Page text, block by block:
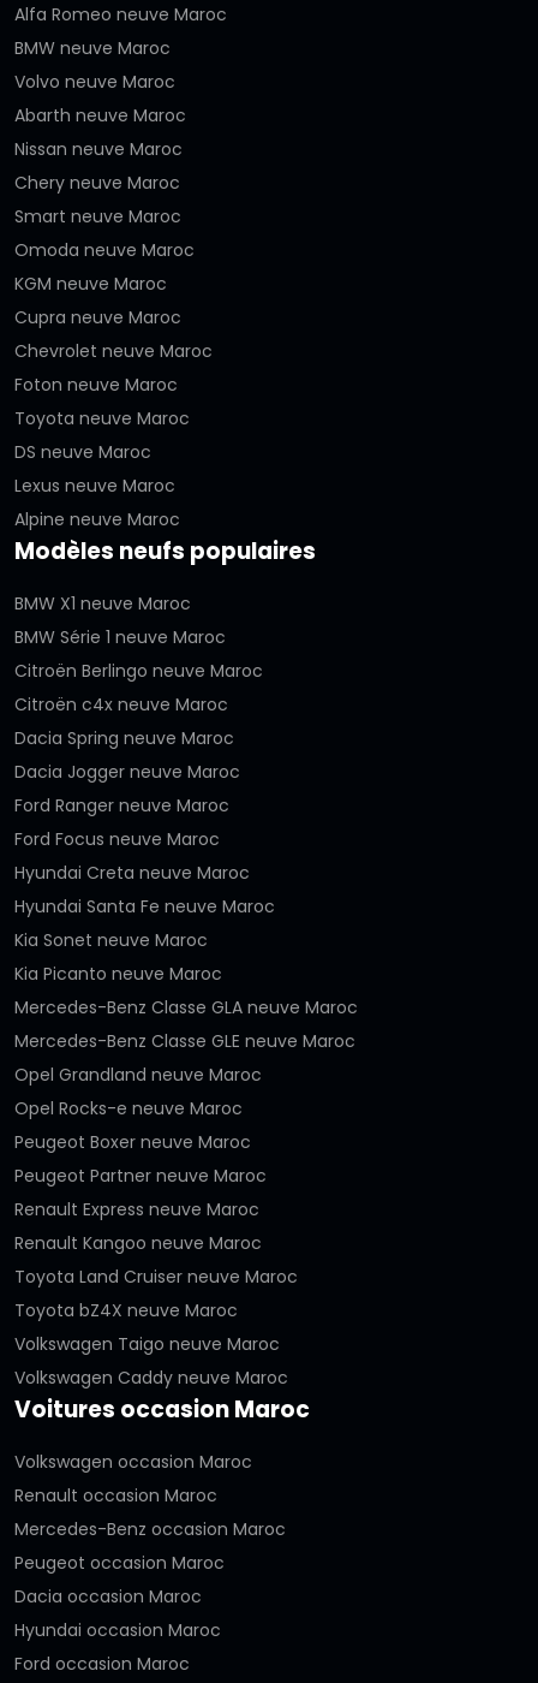
Alfa Romeo neuve Maroc
BMW neuve Maroc
Volvo neuve Maroc
Abarth neuve Maroc
Nissan neuve Maroc
Chery neuve Maroc
Smart neuve Maroc
Omoda neuve Maroc
KGM neuve Maroc
Cupra neuve Maroc
Chevrolet neuve Maroc
Foton neuve Maroc
Toyota neuve Maroc
DS neuve Maroc
Lexus neuve Maroc
Alpine neuve Maroc
Modèles neufs populaires
BMW X1 neuve Maroc
BMW Série 1 neuve Maroc
Citroën Berlingo neuve Maroc
Citroën c4x neuve Maroc
Dacia Spring neuve Maroc
Dacia Jogger neuve Maroc
Ford Ranger neuve Maroc
Ford Focus neuve Maroc
Hyundai Creta neuve Maroc
Hyundai Santa Fe neuve Maroc
Kia Sonet neuve Maroc
Kia Picanto neuve Maroc
Mercedes-Benz Classe GLA neuve Maroc
Mercedes-Benz Classe GLE neuve Maroc
Opel Grandland neuve Maroc
Opel Rocks-e neuve Maroc
Peugeot Boxer neuve Maroc
Peugeot Partner neuve Maroc
Renault Express neuve Maroc
Renault Kangoo neuve Maroc
Toyota Land Cruiser neuve Maroc
Toyota bZ4X neuve Maroc
Volkswagen Taigo neuve Maroc
Volkswagen Caddy neuve Maroc
Voitures occasion Maroc
Volkswagen occasion Maroc
Renault occasion Maroc
Mercedes-Benz occasion Maroc
Peugeot occasion Maroc
Dacia occasion Maroc
Hyundai occasion Maroc
Ford occasion Maroc